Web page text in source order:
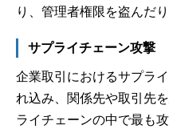
り、管理者権限を盗んだり
サプライチェーン攻撃
企業取引におけるサプラ
れ込み、関係先や取引先
ライチェーンの中で最も